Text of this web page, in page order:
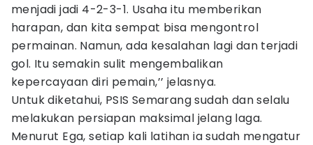
menjadi jadi 4-2-3-1. Usaha itu memberikan
harapan, dan kita sempat bisa mengontrol
permainan. Namun, ada kesalahan lagi dan terjadi
gol. Itu semakin sulit mengembalikan
kepercayaan diri pemain,’’ jelasnya.
Untuk diketahui, PSIS Semarang sudah dan selalu
melakukan persiapan maksimal jelang laga.
Menurut Ega, setiap kali latihan ia sudah mengatur